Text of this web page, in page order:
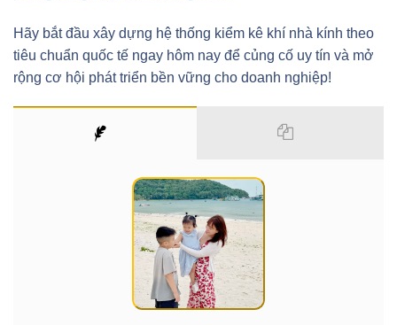
Hãy bắt đầu xây dựng hệ thống kiểm kê khí nhà kính theo
tiêu chuẩn quốc tế ngay hôm nay để củng cố uy tín và mở
rộng cơ hội phát triển bền vững cho doanh nghiệp!